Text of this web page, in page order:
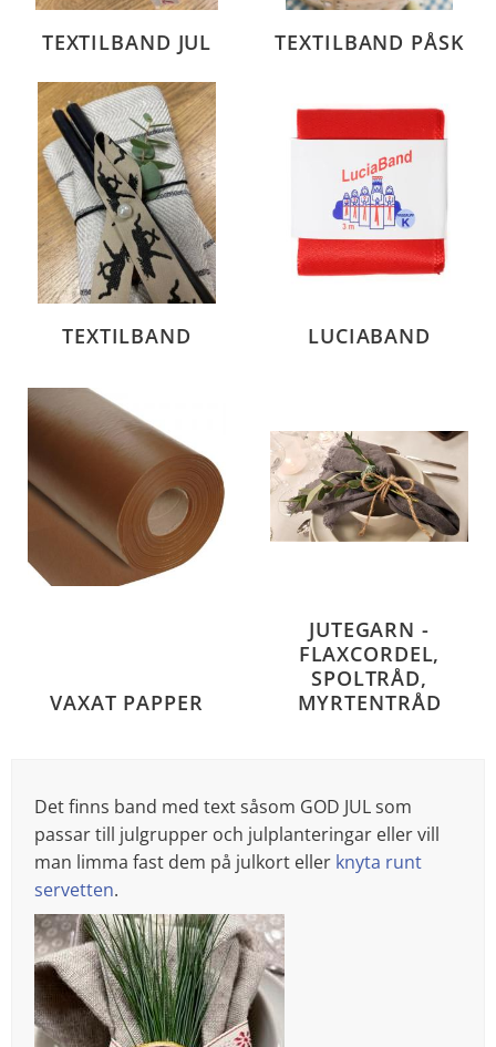
TEXTILBAND JUL TEXTILBAND PÅSK
TEXTILBAND LUCIABAND
VAXAT PAPPER
JUTEGARN -
FLAXCORDEL,
SPOLTRÅD,
MYRTENTRÅD
Det finns band med text såsom GOD JUL som
passar till julgrupper och julplanteringar eller vill
man limma fast dem på julkort eller knyta runt
servetten.